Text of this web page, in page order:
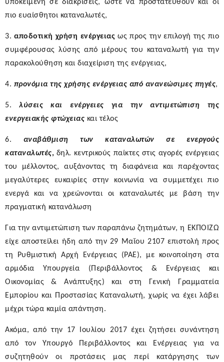
υποκείμενη σε διακρίσεις, ώστε να προστατευθούν και οι
πιο ευαίσθητοι καταναλωτές,
3.αποδοτική χρήση ενέργειας ως προς την επιλογή της πιο
συμφέρουσας λύσης από μέρους του καταναλωτή για την
παρακολούθηση και διαχείριση της ενέργειας,
4. προνόμια της χρήσης ενέργειας από ανανεώσιμες πηγές,
5.λύσεις και ενέργειες για την αντιμετώπιση της
ενεργειακής φτώχειας και τέλος
6. αναβάθμιση των καταναλωτών σε ενεργούς
καταναλωτές, δηλ. κεντρικούς παίκτες στις αγορές ενέργειας
του μέλλοντος, αυξάνοντας τη διαφάνεια και παρέχοντας
μεγαλύτερες ευκαιρίες στην κοινωνία να συμμετέχει πιο
ενεργά και να χρεώνονται οι καταναλωτές με βάση την
πραγματική κατανάλωση
Για την αντιμετώπιση των παραπάνω ζητημάτων, η ΕΚΠΟΙΖΩ
είχε αποστείλει ήδη από την 29 Μαΐου 2107 επιστολή προς
τη Ρυθμιστική Αρχή Ενέργειας (ΡΑΕ), με κοινοποίηση στα
αρμόδια Υπουργεία (Περιβάλλοντος & Ενέργειας και
Οικονομίας & Ανάπτυξης) και στη Γενική Γραμματεία
Εμπορίου και Προστασίας Καταναλωτή, χωρίς να έχει λάβει
μέχρι τώρα καμία απάντηση.
Ακόμα, από την 17 Ιουλίου 2017 έχει ζητήσει συνάντηση
από τον Υπουργό Περιβάλλοντος και Ενέργειας για να
συζητηθούν οι προτάσεις μας περί κατάργησης των